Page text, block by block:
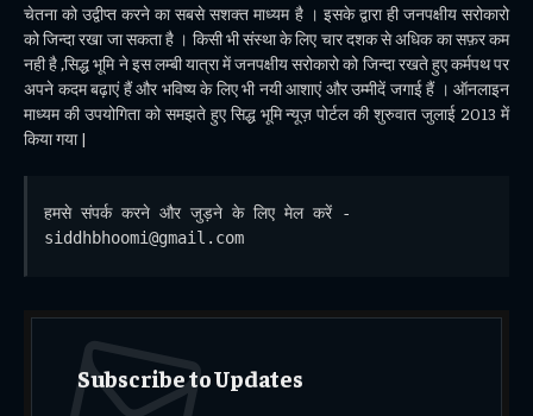
चेतना को उद्वीप्त करने का सबसे सशक्त माध्यम है । इसके द्वारा ही जनपक्षीय सरोकारो
को जिन्दा रखा जा सकता है । किसी भी संस्था के लिए चार दशक से अधिक का सफ़र कम
नही है ,सिद्ध भूमि ने इस लम्बी यात्रा में जनपक्षीय सरोकारो को जिन्दा रखते हुए कर्मपथ पर
अपने कदम बढ़ाएं हैं और भविष्य के लिए भी नयी आशाएं और उम्मीदें जगाई हैं । ऑनलाइन
माध्यम की उपयोगिता को समझते हुए सिद्ध भूमि न्यूज़ पोर्टल की शुरुवात जुलाई 2013 में
किया गया |
हमसे संपर्क करने और जुड़ने के लिए मेल करें -
siddhbhoomi@gmail.com
Subscribe to Updates